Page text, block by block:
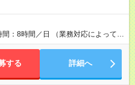
：8時間／日 （業務対応によってシ
する 詳細へ